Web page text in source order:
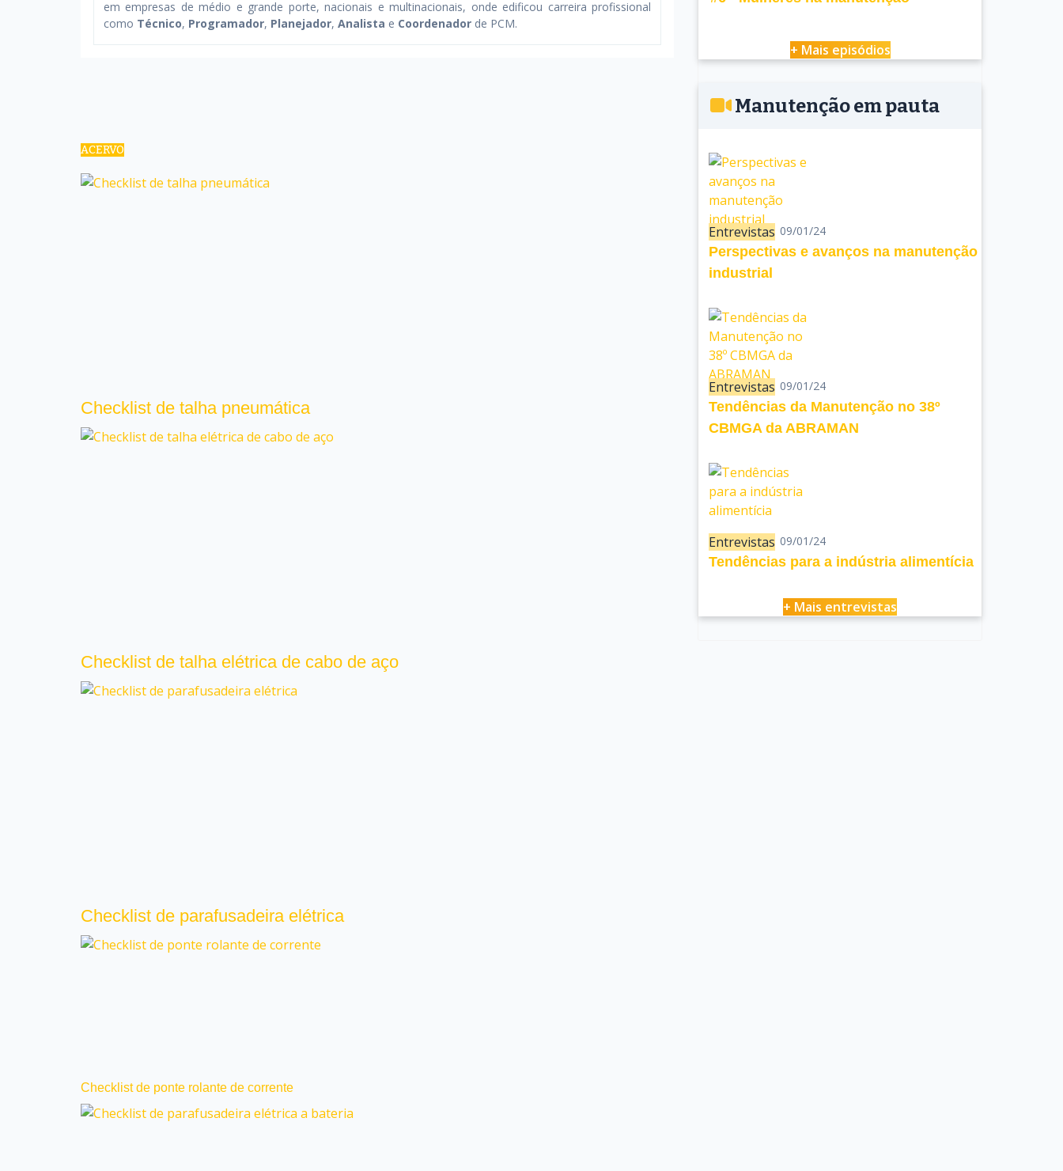
em empresas de médio e grande porte, nacionais e multinacionais, onde edificou carreira profissional
como Técnico, Programador, Planejador, Analista e Coordenador de PCM.
ACERVO
Checklist de talha pneumática
Checklist de talha elétrica de cabo de aço
Checklist de parafusadeira elétrica
Checklist de ponte rolante de corrente
+ Mais episódios
Manutenção em pauta
Entrevistas 09/01/24
Perspectivas e avanços na manutenção
industrial
Entrevistas 09/01/24
Tendências da Manutenção no 38º
CBMGA da ABRAMAN
Entrevistas 09/01/24
Tendências para a indústria alimentícia
+ Mais entrevistas